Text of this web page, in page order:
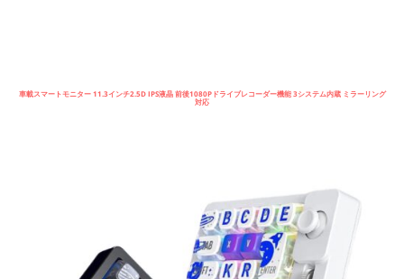
車載スマートモニター 11.3インチ2.5D IPS液晶 前後1080Pドライブレコーダー機能 3システム内蔵 ミラーリング
対応